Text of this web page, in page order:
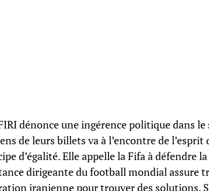
dénonce une ingérence politique dans
de leurs billets va à l’encontre de
d’égalité. Elle appelle la Fifa à défendre
dirigeante du football mondial assure
iranienne pour trouver des solutions.